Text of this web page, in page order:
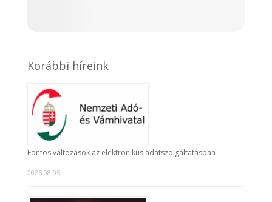
Korábbi híreink
Fontos változások az elektronikus adatszolgáltatásban
2026.08.05.